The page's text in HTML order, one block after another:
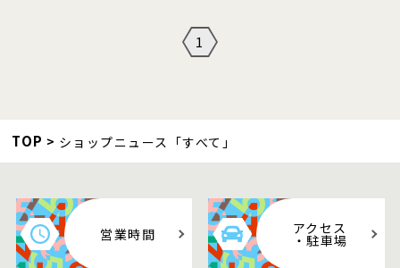
1
TOP ショップニュース「すべて」
営業時間 アクセス
・駐車場